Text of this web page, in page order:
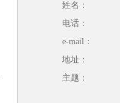
姓名：
电话：
e-mail：
地址：
主题：